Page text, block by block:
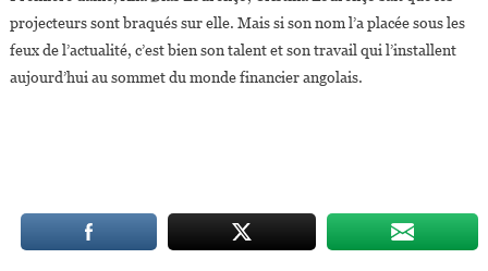
projecteurs sont braqués sur elle. Mais si son nom l’a placée sous les
feux de l’actualité, c’est bien son talent et son travail qui l’installent
aujourd’hui au sommet du monde financier angolais.